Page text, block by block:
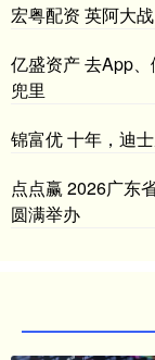
宏粤配资 英阿大
亿盛资产 去App
兜里
锦富优 十年，迪
点点赢 2026广东
圆满举办